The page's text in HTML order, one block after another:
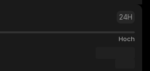
24H
Hoch